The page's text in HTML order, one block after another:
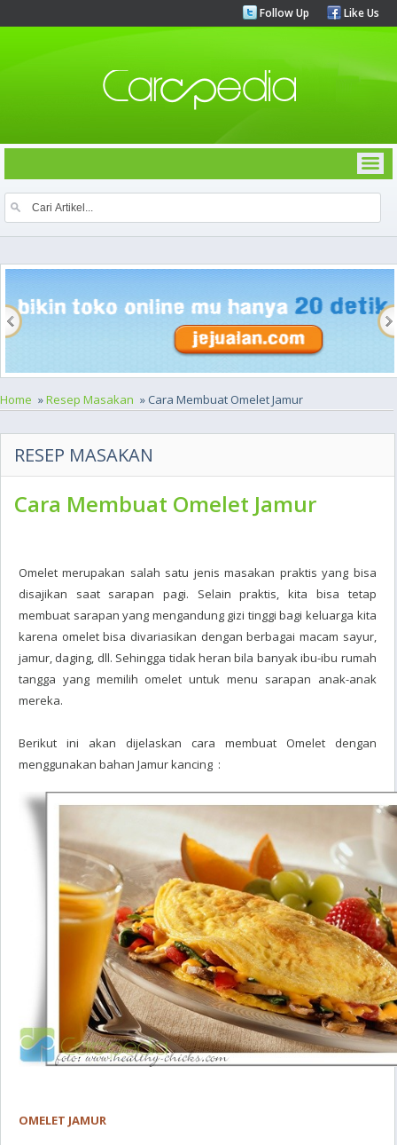
Follow Up Like Us
Home »Resep Masakan » Cara Membuat Omelet Jamur
RESEP MASAKAN
Cara Membuat Omelet Jamur
Omelet merupakan salah satu jenis masakan praktis yang bisa
disajikan saat sarapan pagi. Selain praktis, kita bisa tetap
membuat sarapan yang mengandung gizi tinggi bagi keluarga kita
karena omelet bisa divariasikan dengan berbagai macam sayur,
jamur, daging, dll. Sehingga tidak heran bila banyak ibu-ibu rumah
tangga yang memilih omelet untuk menu sarapan anak-anak
mereka.
Berikut ini akan dijelaskan cara membuat Omelet dengan
menggunakan bahan Jamur kancing :
OMELET JAMUR